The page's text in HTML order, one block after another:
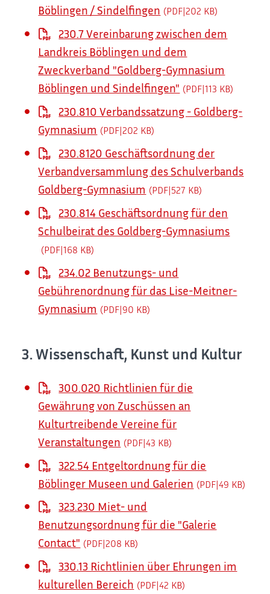
Böblingen / Sindelfingen (PDF|202 KB)
230.7 Vereinbarung zwischen dem
Landkreis Böblingen und dem
Zweckverband "Goldberg-Gymnasium
Böblingen und Sindelfingen" (PDF|113 KB)
230.810 Verbandssatzung - Goldberg-
Gymnasium (PDF|202 KB)
230.8120 Geschäftsordnung der
Verbandversammlung des Schulverbands
Goldberg-Gymnasium (PDF|527 KB)
230.814 Geschäftsordnung für den
Schulbeirat des Goldberg-Gymnasiums
(PDF|168 KB)
234.02 Benutzungs- und
Gebührenordnung für das Lise-Meitner-
Gymnasium (PDF|90 KB)
3. Wissenschaft, Kunst und Kultur
300.020 Richtlinien für die
Gewährung von Zuschüssen an
Kulturtreibende Vereine für
Veranstaltungen (PDF|43 KB)
322.54 Entgeltordnung für die
Böblinger Museen und Galerien (PDF|49 KB)
323.230 Miet- und
Benutzungsordnung für die "Galerie
Contact" (PDF|208 KB)
330.13 Richtlinien über Ehrungen im
kulturellen Bereich (PDF|42 KB)